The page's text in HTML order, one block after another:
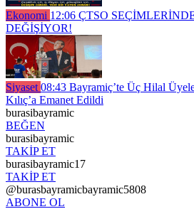
Ekonomi 12:06 ÇTSO
DEĞİŞİYOR!
Siyaset 08:43 Bayramiç’te Üç Hilal
Kılıç’a Emanet Edildi
burasibayramic
BEĞEN
burasibayramic
TAKİP ET
burasibayramic17
TAKİP ET
@burasbayramicbayramic5808
ABONE OL